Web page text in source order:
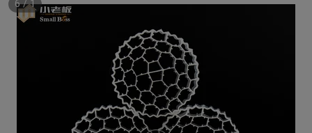
1
/
6